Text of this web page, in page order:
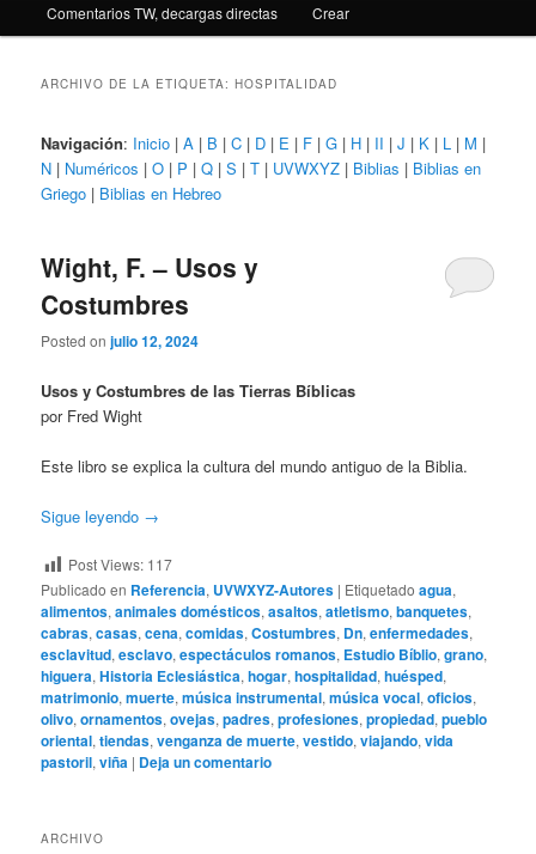
Comentarios TW, decargas directas Crear
ARCHIVO DE LA ETIQUETA:HOSPITALIDAD
Navigación: Inicio |A | B |C | D | E | F |G | H | II |J | K | L | M |
N | Numéricos |O | P |Q |S |T | UVWXYZ | Biblias | Biblias en
Griego | Biblias en Hebreo
Wight, F. – Usos y
Costumbres
Posted onjulio 12, 2024
Usos y Costumbres de las Tierras Bíblicas
por Fred Wight
Este libro se explica la cultura del mundo antiguo de la Biblia.
Sigue leyendo →
Post Views: 117
Publicado en Referencia, UVWXYZ-Autores | Etiquetado agua,
alimentos,animales domésticos,asaltos,atletismo,banquetes,
cabras,casas,cena,comidas,Costumbres, Dn,enfermedades,
esclavitud,esclavo,espectáculos romanos, Estudio Bíblio,grano,
higuera,Historia Eclesiástica,hogar,hospitalidad,huésped,
matrimonio,muerte,música instrumental,música vocal,oficios,
olivo,ornamentos,ovejas,padres,profesiones,propiedad,pueblo
oriental,tiendas,venganza de muerte,vestido,viajando,vida
pastoril,viña | Deja un comentario
ARCHIVO